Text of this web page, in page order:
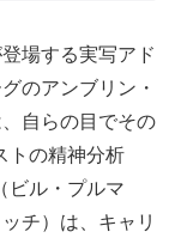
場する実写アド
のアンブリン・
自らの目でその
トの精神分析
ビル・プルマ
チ）は、キャリ